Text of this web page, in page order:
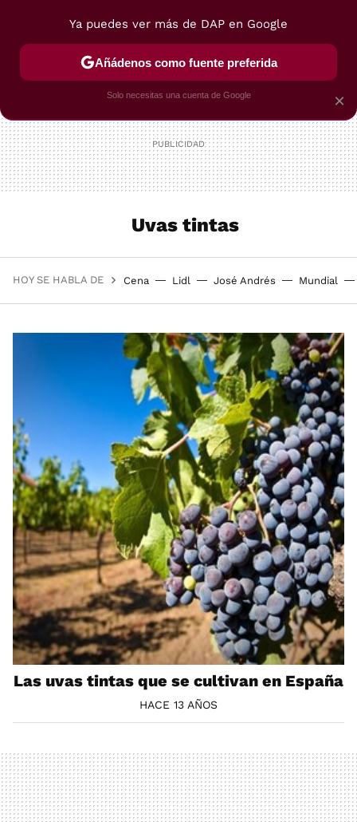
POSTRES VIAJES SELECCIÓN VEGUI
Uvas tintas
HOY SE HABLA DE Cena Lidl José Andrés Mundial
Las uvas tintas que se cultivan en España
HACE 13 AÑOS
×
Ya puedes ver más de DAP en Google
Añádenos como fuente preferida
Solo necesitas una cuenta de Google